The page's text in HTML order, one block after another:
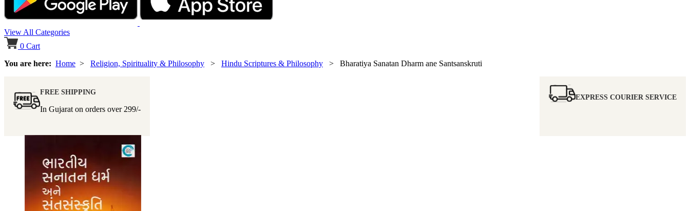
View All Categories
0 Cart
You are here: Home > Religion, Spirituality & Philosophy > Hindu Scriptures & Philosophy > Bharatiya Sanatan Dharm ane Santsanskruti
FREE SHIPPING
In Gujarat on orders over 299/-
EXPRESS COURIER SERVICE